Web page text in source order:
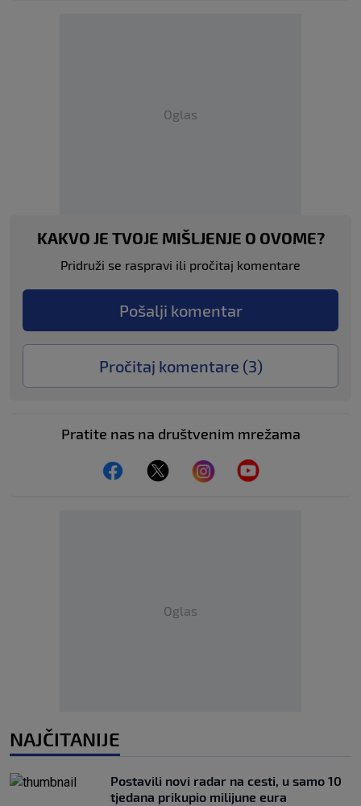
Oglas
KAKVO JE TVOJE MIŠLJENJE O OVOME?
Pridruži se raspravi ili pročitaj komentare
Pošalji komentar
Pročitaj komentare (3)
Pratite nas na društvenim mrežama
Oglas
NAJČITANIJE
Postavili novi radar na cesti, u samo 10
tjedana prikupio milijune eura